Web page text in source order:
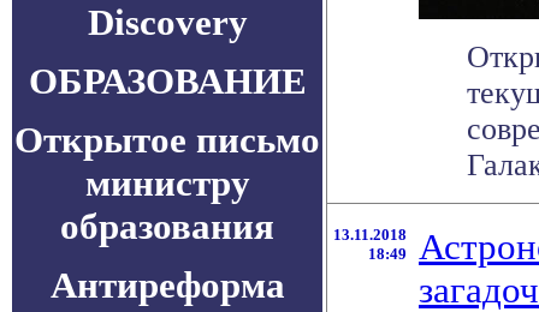
Discovery
ОБРАЗОВАНИЕ
Открытое письмо
министру
образования
Антиреформа
13.11.2018
18:49